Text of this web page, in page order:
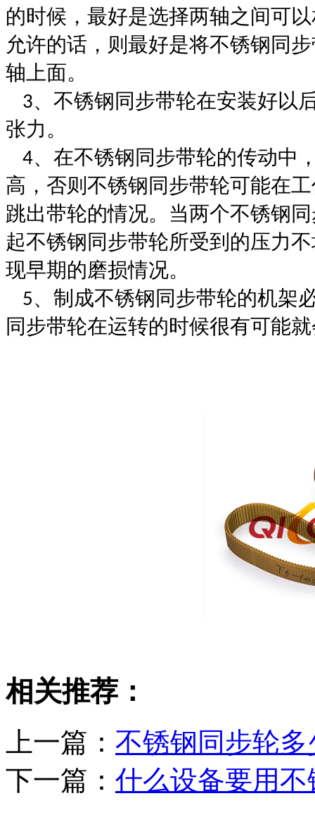
的时候，最好是选择两轴之间可
允许的话，则最好是将不锈钢同
轴上面。
3、 不锈钢同步带轮在安装好以
张力。
4、 在不锈钢同步带轮的传动中
高，否则不锈钢同步带轮可能在
跳出带轮的情况。当两个不锈钢
起不锈钢同步带轮所受到的压力
现早期的磨损情况。
5、 制成不锈钢同步带轮的机架
同步带轮在运转的时候很有可能
相关推荐：
上一篇： 不锈钢同步轮多
下一篇： 什么设备要用